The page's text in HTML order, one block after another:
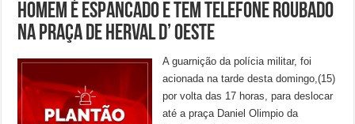
Homem é espancado e tem telefone roubado
na praça de Herval d’ Oeste
A guarnição da polícia militar, foi
acionada na tarde desta domingo,(15)
por volta das 17 horas, para deslocar
até a praça Daniel Olimpio da